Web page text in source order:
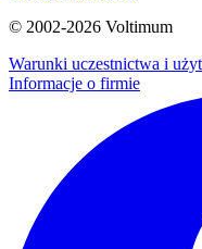
© 2002-2026 Voltimum
Warunki uczestnictwa i
Informacje o firmie